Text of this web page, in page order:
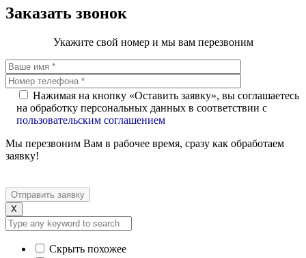
Заказать звонок
Укажите свой номер и мы вам перезвоним
Нажимая на кнопку «Оставить заявку», вы соглашаетесь
на обработку персональных данных в соответствии с
пользовательским соглашением
Мы перезвоним Вам в рабочее время, сразу как обработаем
заявку!
X
Скрыть похожее